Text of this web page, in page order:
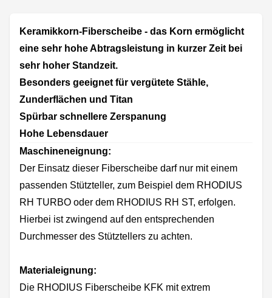
Keramikkorn-Fiberscheibe - das Korn ermöglicht
eine sehr hohe Abtragsleistung in kurzer Zeit bei
sehr hoher Standzeit.
Besonders geeignet für vergütete Stähle,
Zunderflächen und Titan
Spürbar schnellere Zerspanung
Hohe Lebensdauer
Maschineneignung:
Der Einsatz dieser Fiberscheibe darf nur mit einem
passenden Stützteller, zum Beispiel dem RHODIUS
RH TURBO oder dem RHODIUS RH ST, erfolgen.
Hierbei ist zwingend auf den entsprechenden
Durchmesser des Stütztellers zu achten.
Materialeignung:
Die RHODIUS Fiberscheibe KFK mit extrem